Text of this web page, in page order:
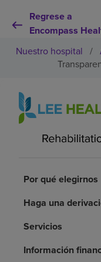
Regrese a
Encompass
Por qué debe
Servicios de
Recursos de salud
Nuestro hospital /
Por qué elegirnos
Haga una
Servicios
Información